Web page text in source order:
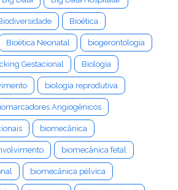
Bioética
Bioética Neonatal biogerontologia
Gestacional Biologia
biologia reprodutiva
Angiogênicos
biomecânica
biomecânica fetal
biomecânica pélvica